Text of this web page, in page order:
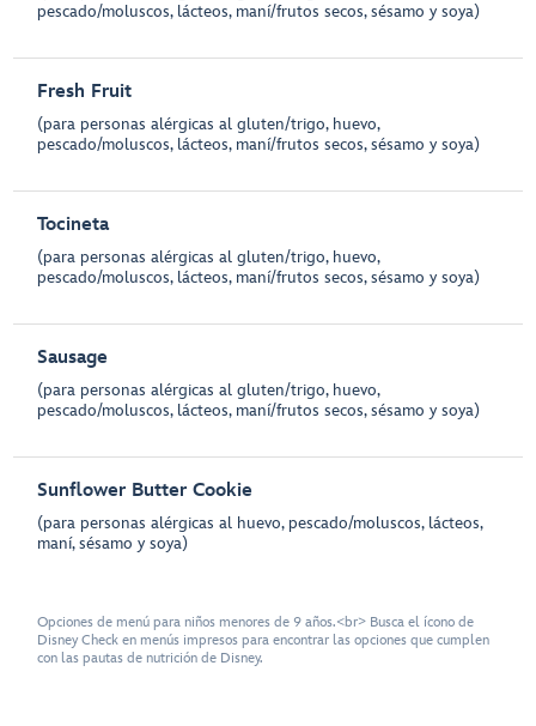
pescado/moluscos, lácteos, maní/frutos secos, sésamo y soya)
Fresh Fruit
(para personas alérgicas al gluten/trigo, huevo,
pescado/moluscos, lácteos, maní/frutos secos, sésamo y soya)
Tocineta
(para personas alérgicas al gluten/trigo, huevo,
pescado/moluscos, lácteos, maní/frutos secos, sésamo y soya)
Sausage
(para personas alérgicas al gluten/trigo, huevo,
pescado/moluscos, lácteos, maní/frutos secos, sésamo y soya)
Sunflower Butter Cookie
(para personas alérgicas al huevo, pescado/moluscos, lácteos,
maní, sésamo y soya)
Opciones de menú para niños menores de 9 años.<br> Busca el ícono de
Disney Check en menús impresos para encontrar las opciones que cumplen
con las pautas de nutrición de Disney.